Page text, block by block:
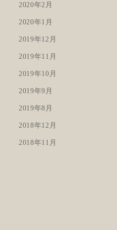
2020年2月
2020年1月
2019年12月
2019年11月
2019年10月
2019年9月
2019年8月
2018年12月
2018年11月